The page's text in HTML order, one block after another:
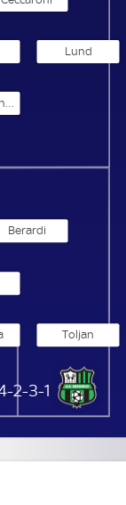
Lund
Brunori Sandri
Calcio
2-3-1
Toljan
Berardi